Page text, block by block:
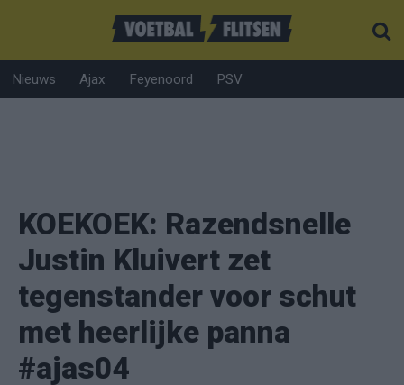
Nieuws Ajax Feyenoord PSV
KOEKOEK: Razendsnelle
Justin Kluivert zet
tegenstander voor schut
met heerlijke panna
#ajas04